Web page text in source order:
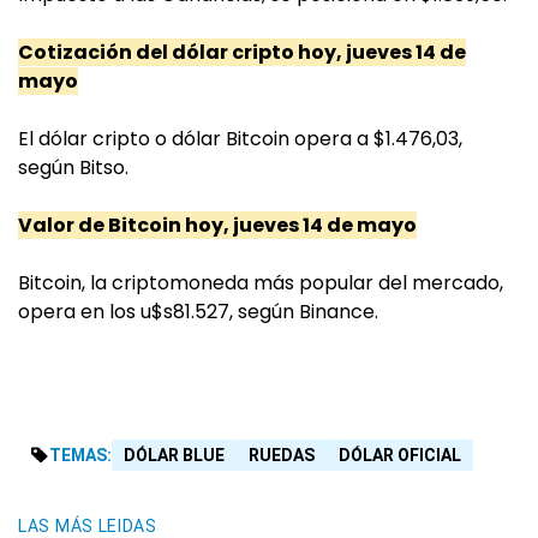
Cotización del dólar cripto hoy, jueves 14 de
mayo
El dólar cripto o dólar Bitcoin opera a $1.476,03,
según Bitso.
Valor de Bitcoin hoy, jueves 14 de mayo
Bitcoin, la criptomoneda más popular del mercado,
opera en los u$s81.527, según Binance.
TEMAS: DÓLAR BLUE RUEDAS DÓLAR OFICIAL
LAS MÁS LEIDAS